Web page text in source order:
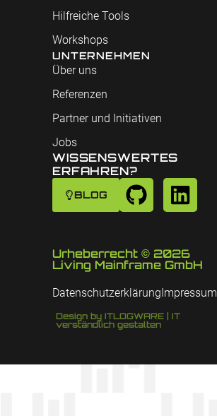
Hilfreiche Tools
Workshops
UNTERNEHMEN
Über uns
Referenzen
Partner und Initiativen
Jobs
WISSENSWERTES
ERFAHREN?
BLOG
Urheberrecht © 2026
Living Mainframe GmbH
DatenschutzerklärungImpressum
Design by ITLOGWARE | IT
verständlich gestalten